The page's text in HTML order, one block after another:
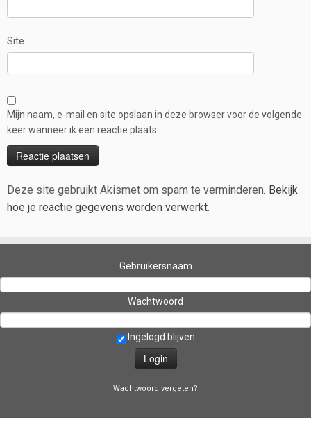
Site
Mijn naam, e-mail en site opslaan in deze browser voor de volgende
keer wanneer ik een reactie plaats.
Deze site gebruikt Akismet om spam te verminderen. Bekijk
hoe je reactie gegevens worden verwerkt.
Gebruikersnaam
Wachtwoord
Ingelogd blijven
Wachtwoord vergeten?